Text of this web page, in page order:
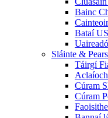
Bainc
Bataí
Sláinte &
Táirgí
Cúram
Cúram